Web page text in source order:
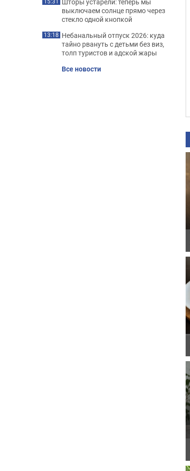
выключаем солнце прямо через
стекло одной кнопкой
13:18 Небанальный отпуск 2026: куда
тайно рвануть с детьми без виз,
толп туристов и адской жары
Все новости